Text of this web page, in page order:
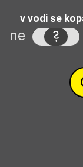
v vodi se
ne